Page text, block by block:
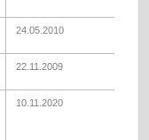
24.05.2010
22.11.2009
10.11.2020